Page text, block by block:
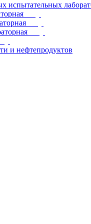
испытательных
и нефтепродуктов